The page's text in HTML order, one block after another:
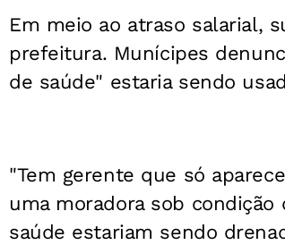
Em meio ao atraso salarial,
prefeitura. Munícipes
de saúde" estaria sendo
"Tem gerente que só
uma moradora sob
saúde estariam sendo